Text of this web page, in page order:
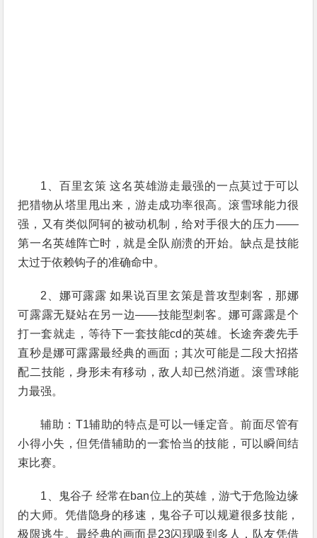
1、百里玄策 这名英雄游走最强的一点莫过于可以
把猎物从塔里甩出来，游走成功率很高。滚雪球能力很
强，又有类似阿轲的被动机制，给对手很大的压力——
第一名英雄阵亡时，就是全队崩溃的开始。缺点是技能
太过于依赖钩子的准确命中。
2、娜可露露 如果说百里玄策是普攻型刺客，那娜
可露露无疑站在另一边——技能型刺客。娜可露露是个
打一套就走，等待下一套技能cd的英雄。长途奔袭先手
直秒是娜可露露最经典的画面；其次可能是二段大招搭
配二技能，身形未有移动，敌人却已然消逝。滚雪球能
力最强。
辅助：T1辅助的特点是可以一锤定音。前面尽管有
小得小失，但凭借辅助的一套恰当的技能，可以瞬间结
束比赛。
1、鬼谷子 经常在ban位上的英雄，游弋于危险边缘
的大师。凭借隐身的移速，鬼谷子可以规避很多技能，
极限逃生。最经典的画面是23闪现吸到多人，队友凭借